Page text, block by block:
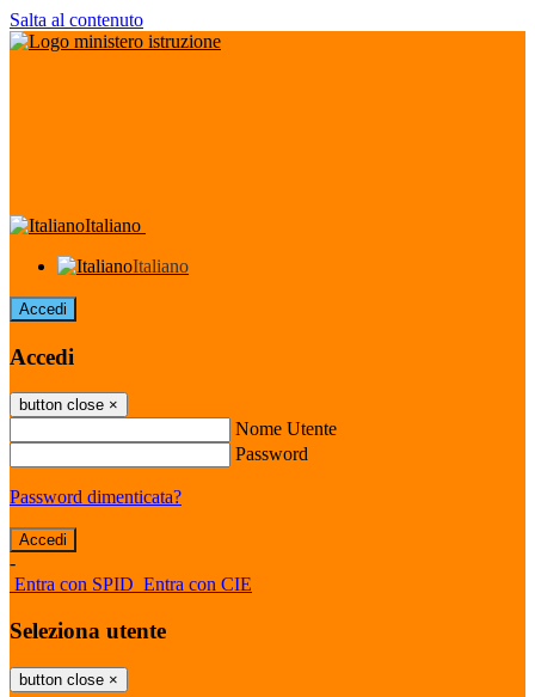
Salta al contenuto
Italiano
Italiano
Accedi
Accedi
button close ×
Nome Utente
Password
Password dimenticata?
-
Entra con SPID Entra con CIE
Seleziona utente
button close ×